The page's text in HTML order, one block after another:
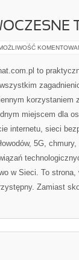
to
korzystaniem
miejscem dla
internetu, sieci
5G,
w Sieci. To
Zamiast